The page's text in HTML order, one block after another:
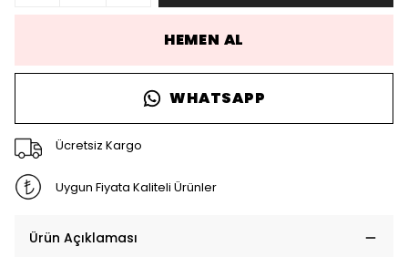
HEMEN AL
WHATSAPP
Ücretsiz Kargo
Uygun Fiyata Kaliteli Ürünler
Ürün Açıklaması